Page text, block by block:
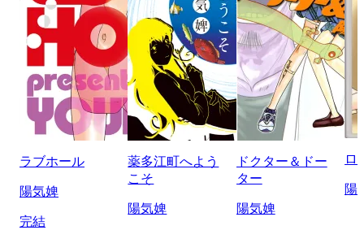
ラブホール
陽気婢
完結
薬多江町へよう
こそ
陽気婢
ドクター＆ドー
ター
陽気婢
ロ
陽